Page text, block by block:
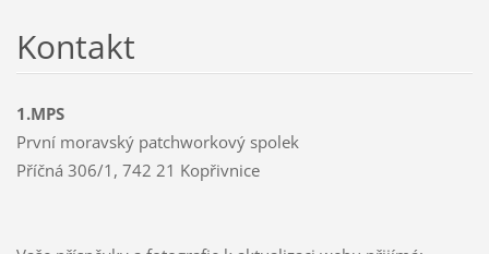
Kontakt
1.MPS
První moravský patchworkový spolek
Příčná 306/1, 742 21 Kopřivnice